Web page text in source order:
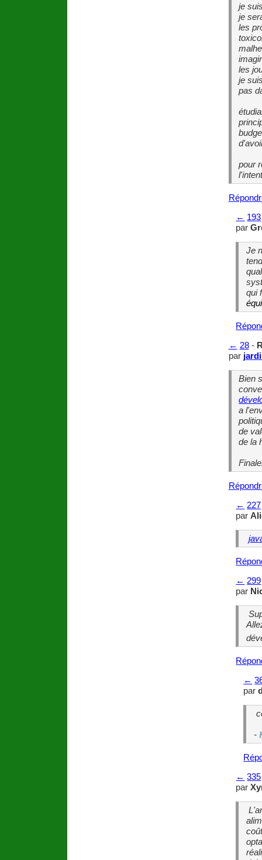
je
je
les
les
je
pas
pour
← 193
par
Je
qui
← 28-
par
Bien
a
de
de la
← 227
par
← 299
par
←
par
-
← 335
par